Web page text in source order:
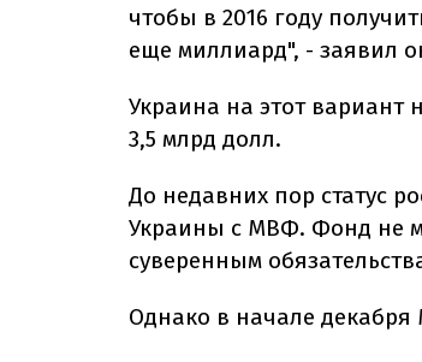
чтобы в 2016 году
еще миллиард", - заявил
Украина на этот вариант
3,5 млрд долл.
До недавних пор статус
Украины с МВФ. Фонд не
суверенным
Однако в начале